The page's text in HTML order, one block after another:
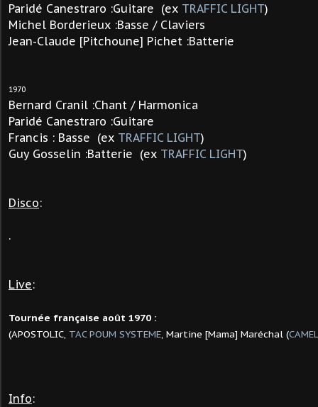
Paridé Canestraro :Guitare (ex TRAFFIC LIGHT)
Michel Borderieux :Basse / Claviers
Jean-Claude [Pitchoune] Pichet :Batterie
1970
Bernard Cranil :Chant / Harmonica
Paridé Canestraro :Guitare
Francis : Basse (ex TRAFFIC LIGHT)
Guy Gosselin :Batterie (ex TRAFFIC LIGHT)
Disco:
.
Live:
Tournée française août 1970 :
(APOSTOLIC, TAC POUM SYSTEME, Martine [Mama] Maréchal (
Info: